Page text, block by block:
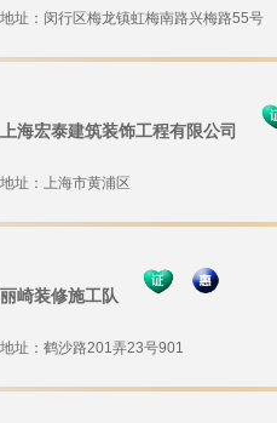
地址：闵行区梅龙镇虹梅南路兴梅路55号
上海宏泰建筑装饰工程有限公司
地址：上海市黄浦区
丽崎装修施工队
地址：鹤沙路201弄23号901